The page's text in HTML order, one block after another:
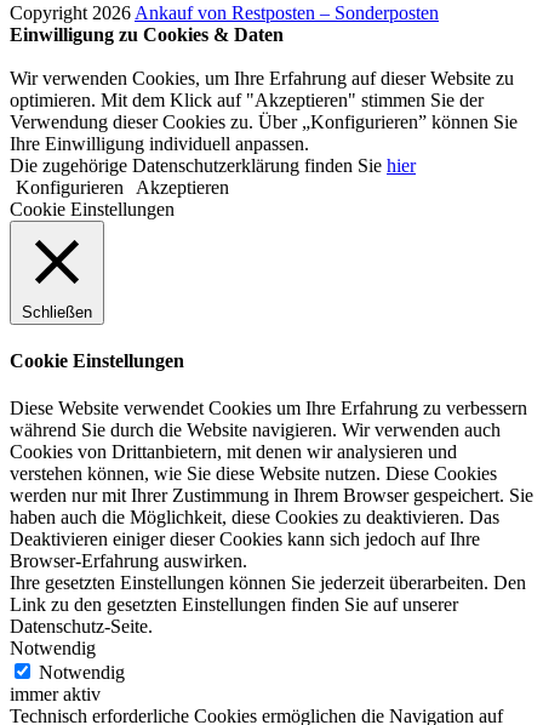
Copyright 2026 Ankauf von Restposten – Sonderposten
Einwilligung zu Cookies & Daten
Wir verwenden Cookies, um Ihre Erfahrung auf dieser Website zu
optimieren. Mit dem Klick auf "Akzeptieren" stimmen Sie der
Verwendung dieser Cookies zu. Über „Konfigurieren” können Sie
Ihre Einwilligung individuell anpassen.
Die zugehörige Datenschutzerklärung finden Sie hier
Konfigurieren
Akzeptieren
Cookie Einstellungen
Schließen
Cookie Einstellungen
Diese Website verwendet Cookies um Ihre Erfahrung zu verbessern
während Sie durch die Website navigieren. Wir verwenden auch
Cookies von Drittanbietern, mit denen wir analysieren und
verstehen können, wie Sie diese Website nutzen. Diese Cookies
werden nur mit Ihrer Zustimmung in Ihrem Browser gespeichert. Sie
haben auch die Möglichkeit, diese Cookies zu deaktivieren. Das
Deaktivieren einiger dieser Cookies kann sich jedoch auf Ihre
Browser-Erfahrung auswirken.
Ihre gesetzten Einstellungen können Sie jederzeit überarbeiten. Den
Link zu den gesetzten Einstellungen finden Sie auf unserer
Datenschutz-Seite.
Notwendig
Notwendig
immer aktiv
Technisch erforderliche Cookies ermöglichen die Navigation auf